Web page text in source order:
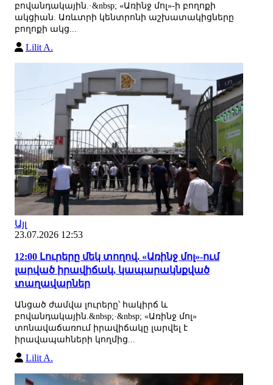
բովանդակային.·&nbsp; «Առինջ մոլ»-ի բողոքի
ակցիան. Առևտրի կենտրոնի աշխատակիցները
բողոքի ակց...
Lilit A.
Այլ
23.07.2026 12:53
12:00 Լուրերը մեկ տողով. «Առինջ մոլ»-ում
լարված իրավիճակ, կապարակնքված
տաղավարներ
Անցած ժամվա լուրերը՝ հակիրճ և
բովանդակային.&nbsp;·&nbsp; «Առինջ մոլ»
տոնավաճառում իրավիճակը լարվել է
իրավապահների կողմից...
Lilit A.